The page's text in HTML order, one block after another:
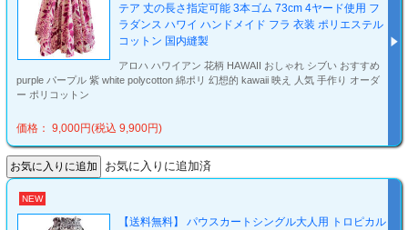
テア 丈の長さ指定可能 3本ゴム 73cm 4ヤード使用 フ
ラダンス ハワイ ハンドメイド フラ 衣装 ポリエステル
コットン 国内縫製
アロハ ハワイアン 花柄 HAWAII おしゃれ シブい おすすめ
purple パープル 紫 white polycotton 綿ポリ 幻想的 kawaii 映え 人気 手作り オーダ
ー ポリコットン
価格： 9,000円(税込 9,900円)
お気に入りに追加済
NEW
【送料無料】 パウスカートシングル大人用 トロピカル